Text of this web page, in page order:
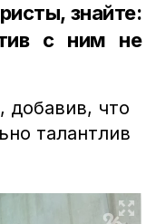
знайте:
с ним не
что
талантлив